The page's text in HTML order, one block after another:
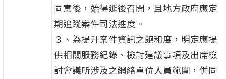
同意後，始得延後召開，且地方政府應定
期追蹤案件司法進度。
３、為提升案件資訊之飽和度，明定應提
供相關服務紀錄、檢討建議事項及出席檢
討會議所涉及之網絡單位人員範圍，併同